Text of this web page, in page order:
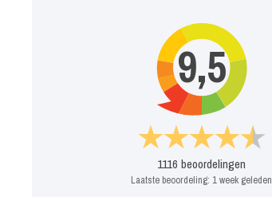
9,5
1116 beoordelingen
Laatste beoordeling: 1 week geleden